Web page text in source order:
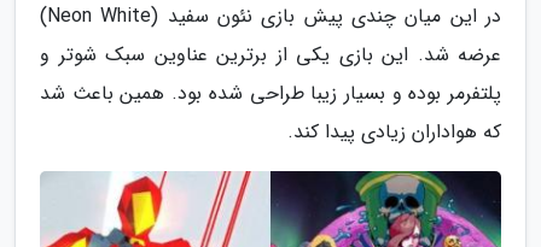
در این میان چندی پیش بازی نئون سفید (Neon White)
عرضه شد. این بازی یکی از برترین عناوین سبک شوتر و
پلتفرمر بوده و بسیار زیبا طراحی شده بود. همین باعث شد
که هواداران زیادی پیدا کند.